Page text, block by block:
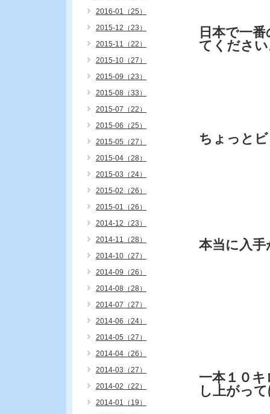
日本で一
てくださ
ちょっと
本当に入
一本１０
し上がっ
2016-01（25）
2015-12（23）
2015-11（22）
2015-10（27）
2015-09（23）
2015-08（33）
2015-07（22）
2015-06（25）
2015-05（27）
2015-04（28）
2015-03（24）
2015-02（26）
2015-01（26）
2014-12（23）
2014-11（28）
2014-10（27）
2014-09（26）
2014-08（28）
2014-07（27）
2014-06（24）
2014-05（27）
2014-04（26）
2014-03（27）
2014-02（22）
2014-01（19）